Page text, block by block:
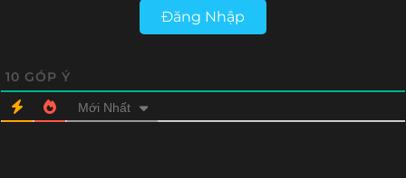
Đăng Nhập
10 GÓP Ý
Mới Nhất